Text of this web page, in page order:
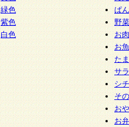
緑色
紫色
白色
ぱん
野
お
お
た
サ
シ
そ
お
お